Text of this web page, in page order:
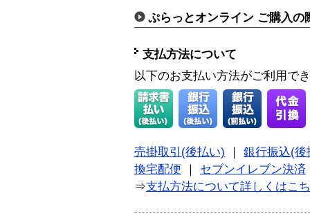
ぷらっとオンライン ご購入の
支払方法について
以下のお支払い方法がご利用で
売掛取引(後払い)
銀行振込(後
換宅配便
セブンイレブン決済
⇒支払方法について詳しくはこ